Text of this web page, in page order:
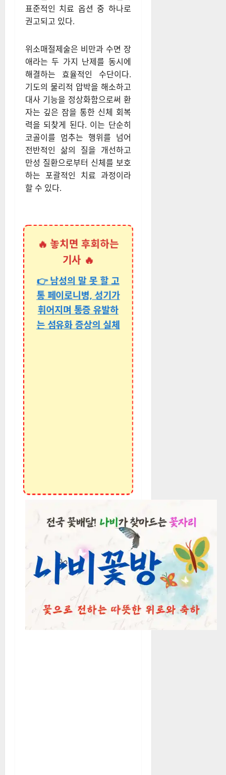
표준적인 치료 옵션 중 하나로
권고되고 있다.
위소매절제술은 비만과 수면 장
애라는 두 가지 난제를 동시에
해결하는 효율적인 수단이다.
기도의 물리적 압박을 해소하고
대사 기능을 정상화함으로써 환
자는 깊은 잠을 통한 신체 회복
력을 되찾게 된다. 이는 단순히
코골이를 멈추는 행위를 넘어
전반적인 삶의 질을 개선하고
만성 질환으로부터 신체를 보호
하는 포괄적인 치료 과정이라
할 수 있다.
🔥 놓치면 후회하는
기사 🔥
👉 남성의 말 못 할 고
통 페이로니병, 성기가
휘어지며 통증 유발하
는 섬유화 증상의 실체